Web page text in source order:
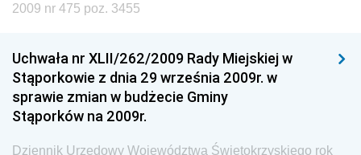
Dziennik Urzędowy Generalnej Dyrekcji Ochrony
Dziennik Urzędowy Ministerstwa Administracji,
Gospodarki Terenowej i Ochrony Środowiska
Dziennik Urzędowy Ministerstwa Administracji i
Gospodarki Przestrzennej
2009 nr 475 poz. 3455
Uchwała nr XLII/262/2009 Rady Miejskiej w
Stąporkowie z dnia 29 września 2009r. w
sprawie zmian w budżecie Gminy
Stąporków na 2009r.
Dziennik Urzędowy Województwa Świętokrzyskiego rok